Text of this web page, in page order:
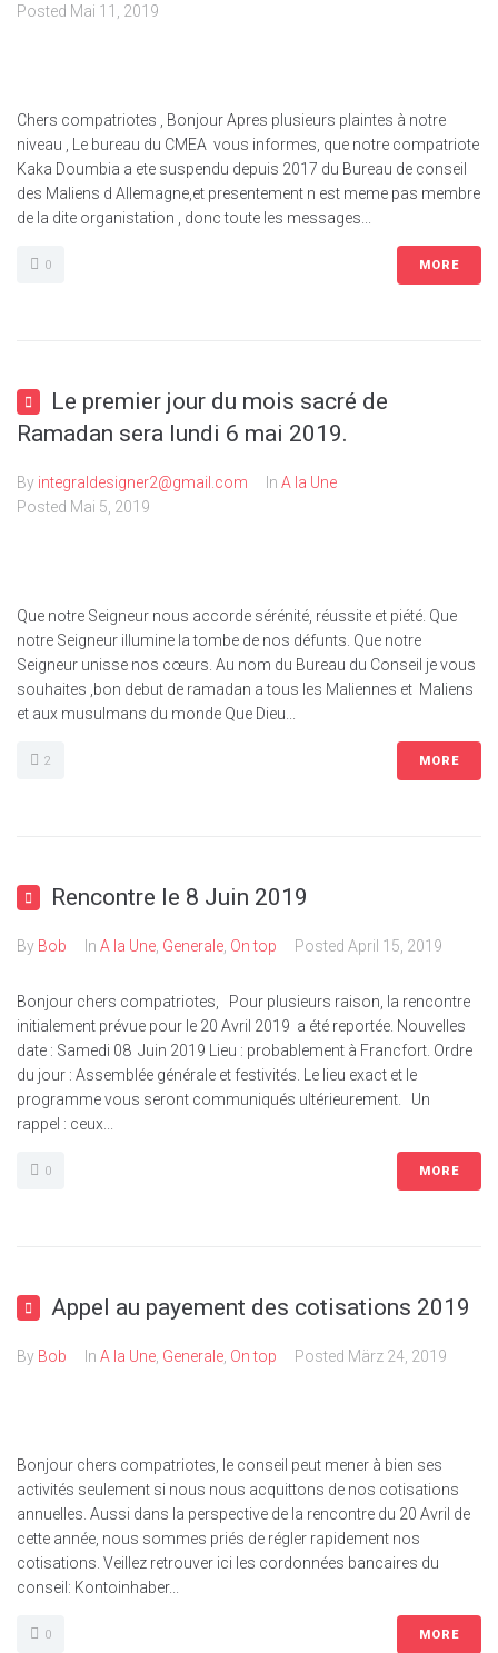
Posted Mai 11, 2019
Chers compatriotes , Bonjour Apres plusieurs plaintes à notre
niveau , Le bureau du CMEA vous informes, que notre compatriote
Kaka Doumbia a ete suspendu depuis 2017 du Bureau de conseil
des Maliens d Allemagne,et presentement n est meme pas membre
de la dite organistation , donc toute les messages...
0 MORE
Le premier jour du mois sacré de
Ramadan sera lundi 6 mai 2019.
By integraldesigner2@gmail.com In A la Une
Posted Mai 5, 2019
Que notre Seigneur nous accorde sérénité, réussite et piété. Que
notre Seigneur illumine la tombe de nos défunts. Que notre
Seigneur unisse nos cœurs. Au nom du Bureau du Conseil je vous
souhaites ,bon debut de ramadan a tous les Maliennes et Maliens
et aux musulmans du monde Que Dieu...
2 MORE
Rencontre le 8 Juin 2019
By Bob In A la Une Generale On top Posted April 15, 2019
Bonjour chers compatriotes, Pour plusieurs raison, la rencontre
initialement prévue pour le 20 Avril 2019 a été reportée. Nouvelles
date : Samedi 08 Juin 2019 Lieu : probablement à Francfort. Ordre
du jour : Assemblée générale et festivités. Le lieu exact et le
programme vous seront communiqués ultérieurement. Un
rappel : ceux...
0 MORE
Appel au payement des cotisations 2019
By Bob In A la Une Generale On top Posted März 24, 2019
Bonjour chers compatriotes, le conseil peut mener à bien ses
activités seulement si nous nous acquittons de nos cotisations
annuelles. Aussi dans la perspective de la rencontre du 20 Avril de
cette année, nous sommes priés de régler rapidement nos
cotisations. Veillez retrouver ici les cordonnées bancaires du
conseil: Kontoinhaber...
0 MORE